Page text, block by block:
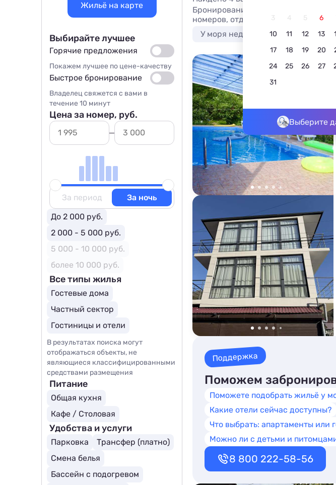
3
4 5 6
10
11 12 13
17
18 19 20
24
25 26 27
31
Выберите
Бронирование отеля в Катковой
номеров, отдых без посредников.
У моря недорого
У моря
Поддержка
Поможем
Поможете подобрать жильё у
Какие отели сейчас доступны?
Что выбрать: апартаменты или
Можно ли с детьми и
8 800 222-58-56
Жильё на карте
Выбирайте лучшее
Горячие предложения
Покажем лучшее по цене-качеству
Быстрое бронирование
Владелец свяжется с вами в
течение 10 минут
Цена за номер, руб.
За период
За ночь
До 2 000 руб.
2 000 - 5 000 руб.
5 000 - 10 000 руб.
более 10 000 руб.
Все типы жилья
Гостевые дома
Частный сектор
Гостиницы и отели
В результатах поиска могут
отображаться объекты, не
являющиеся классифицированными
средствами размещения
Питание
Общая кухня
Кафе / Столовая
Удобства и услуги
Парковка
Трансфер (платно)
Смена белья
Бассейн с подогревом